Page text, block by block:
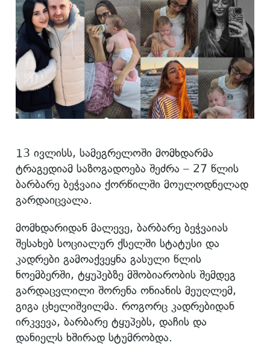
13 ივლისს, სამეგრელოში მომხდარმა
ტრაგედიამ საზოგადოება შეძრა – 27 წლის
ბარბარე ბეჭვაია ქორწილში მოულოდნელად
გარდაიცვალა.
მომხდარიდან მალევე, ბარბარე ბეჭვაიას
შესახებ სოციალურ ქსელში სტატუსი და
კადრები გამოაქვეყნა გასული წლის
ნოემბერში, ტყუპებზე მშობიარობის შემდეგ
გარდაცვლილი შორენა ონიანის მეუღლემ,
გიგა ცხელიშვილმა. როგორც კადრებიდან
ირკვევა, ბარბარე ტყუპებს, დაჩის და
დანიელს ხშირად სტუმრობდა.